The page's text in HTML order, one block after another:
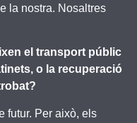
la nostra. Nosaltres
el transport públic
o la recuperació
futur. Per això, els